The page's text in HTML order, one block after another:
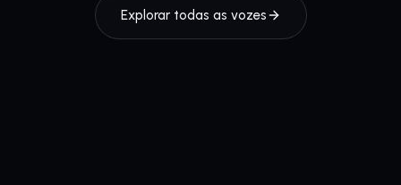
Explorar todas as vozes